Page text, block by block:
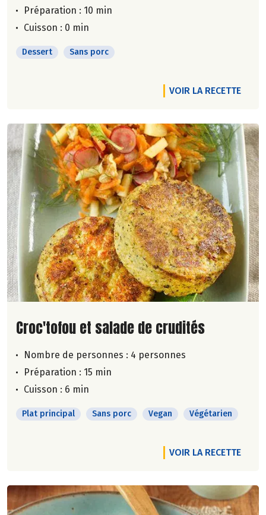
Préparation : 10 min
Cuisson : 0 min
Dessert Sans porc
VOIR LA RECETTE
Lire la suite de la recette
Croc'tofou et salade de crudités
Nombre de personnes : 4 personnes
Préparation : 15 min
Cuisson : 6 min
Plat principal Sans porc Vegan Végétarien
VOIR LA RECETTE